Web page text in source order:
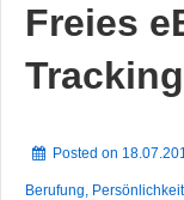
klare
Ausrichtung
Freies
Posted on
Berufung,